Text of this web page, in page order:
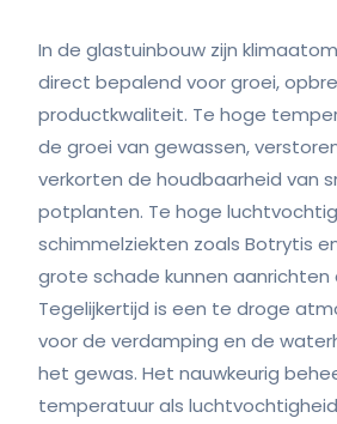
In de glastuinbouw zijn
direct bepalend voor groei,
productkwaliteit. Te hoge
de groei van gewassen,
verkorten de houdbaarheid van
potplanten. Te hoge
schimmelziekten zoals Botrytis
grote schade kunnen
Tegelijkertijd is een te droge
voor de verdamping en de
het gewas. Het nauwkeurig
temperatuur als